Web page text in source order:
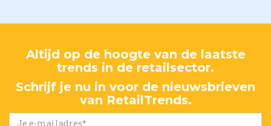
Altijd op de hoogte van de laatste
trends in de retailsector.
Schrijf je nu in voor de nieuwsbrieven
van RetailTrends.